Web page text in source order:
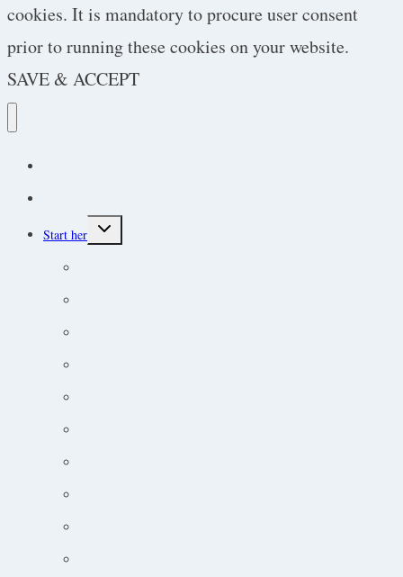
cookies. It is mandatory to procure user consent
prior to running these cookies on your website.
SAVE & ACCEPT
Start her
Toggle